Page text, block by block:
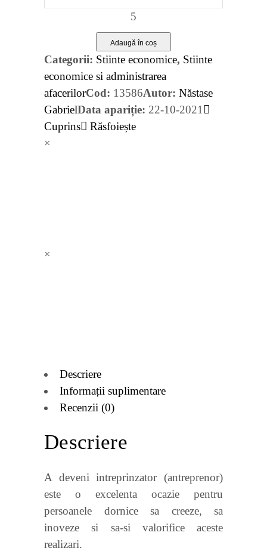
a
IV-
a,
revazuta
si
adaugita
quantity
Adaugă în coș
Categorii: Stiinte economice, Stiinte
economice si administrarea
afacerilorCod: 13586Autor: Năstase
GabrielData apariție: 22-10-2021
Cuprins
Răsfoiește
×
×
Descriere
Informații suplimentare
Recenzii (0)
Descriere
A deveni intreprinzator (antreprenor)
este o excelenta ocazie pentru
persoanele dornice sa creeze, sa
inoveze si sa-si valorifice aceste
realizari.